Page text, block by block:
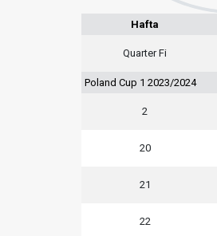
Hafta
Quarter Fi
Poland Cup 1 2023/2024
2
20
21
22